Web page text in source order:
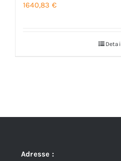
1640,83 €
Adresse :